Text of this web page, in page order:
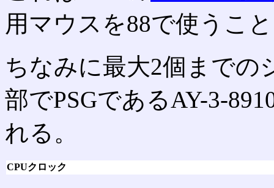
用マウスを88で使うこ
ちなみに最大2個までの
部でPSGであるAY-3-
れる。
CPUクロック